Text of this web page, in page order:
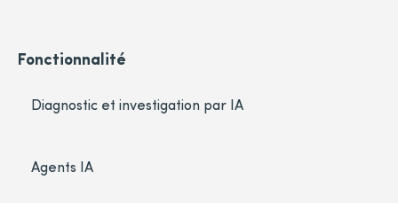
Fonctionnalité
Diagnostic et investigation par IA
Agents IA